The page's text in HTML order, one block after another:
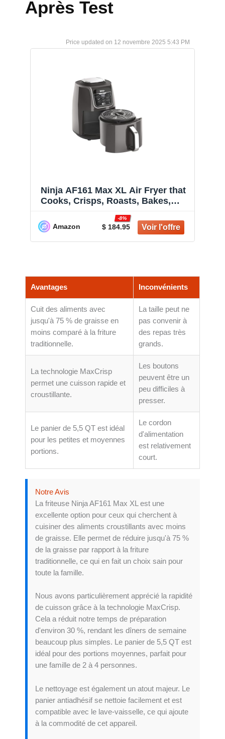
Après Test
12 novembre 2025 5:43 PM
Ninja AF161 Max XL Air Fryer that
Cooks, Crisps, Roasts, Bakes,
Quart Capacity, and a High Gloss
Finish, Grey
Amazon $ 184.95
-8%
Avantages Inconvénients
Cuit des aliments avec
jusqu'à 75 % de graisse en
moins comparé à la friture
traditionnelle.
La taille peut ne
pas convenir à
des repas très
grands.
La technologie MaxCrisp
permet une cuisson rapide et
croustillante.
Les boutons
peuvent être un
peu difficiles à
presser.
Le panier de 5,5 QT est idéal
pour les petites et moyennes
portions.
Le cordon
d'alimentation
est relativement
court.
Notre Avis
La friteuse Ninja AF161 Max XL est une
excellente option pour ceux qui cherchent à
cuisiner des aliments croustillants avec moins
de graisse. Elle permet de réduire jusqu'à 75 %
de la graisse par rapport à la friture
traditionnelle, ce qui en fait un choix sain pour
toute la famille.
Nous avons particulièrement apprécié la rapidité
de cuisson grâce à la technologie MaxCrisp.
Cela a réduit notre temps de préparation
d'environ 30 %, rendant les dîners de semaine
beaucoup plus simples. Le panier de 5,5 QT est
idéal pour des portions moyennes, parfait pour
une famille de 2 à 4 personnes.
Le nettoyage est également un atout majeur. Le
panier antiadhésif se nettoie facilement et est
compatible avec le lave-vaisselle, ce qui ajoute
à la commodité de cet appareil.